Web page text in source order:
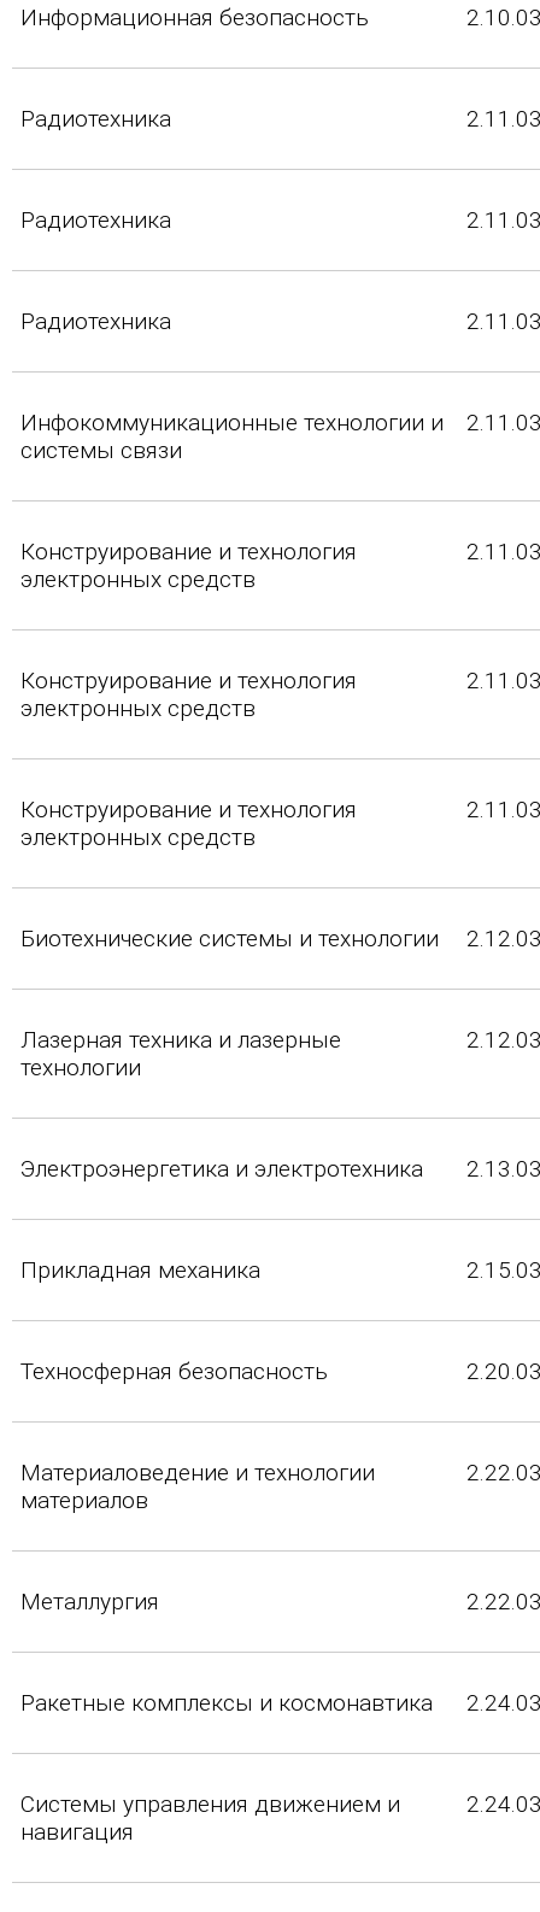
Информационная безопасность
Радиотехника
Радиотехника
Радиотехника
Инфокоммуникационные технологии и
системы связи
Конструирование и технология
электронных средств
Конструирование и технология
электронных средств
Конструирование и технология
электронных средств
Биотехнические системы и технологии
Лазерная техника и лазерные
технологии
Электроэнергетика и электротехника
Прикладная механика
Техносферная безопасность
Материаловедение и технологии
материалов
Металлургия
Ракетные комплексы и космонавтика
Системы управления движением и
навигация